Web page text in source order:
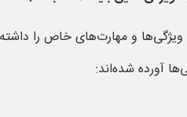
و مهارت‌های خاص را
آورده شده‌اند: